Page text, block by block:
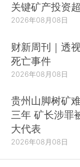
关键矿产投资
2026年08月08日
财新周刊｜透
死亡事件
2026年08月08日
贵州山脚树矿
三年 矿长涉罪
大代表
2026年08月08日